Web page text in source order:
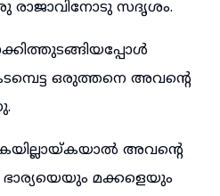
രാജാവിനോടു സദൃശം.
ഒരുത്തനെ അവന്റെ
അവന്റെ
മക്കളെയും